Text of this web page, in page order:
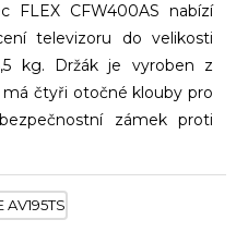
FLEX CFW400AS nabízí
televizoru do velikosti
kg. Držák je vyroben z
čtyři otočné klouby pro
zámek proti